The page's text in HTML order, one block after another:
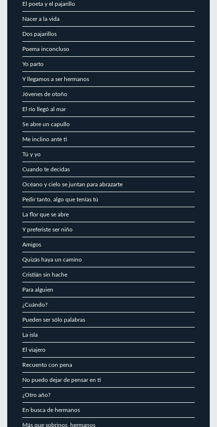
El poeta y el pajarillo
Nacer a la vida
Dos pajarillos
Poema inconcluso
Yo parto
Y llegamos a ser hermanos
Jóvenes de otoño
El río llegó al mar
Se abre un capullo
Me inclino ante ti
Tú y yo
Cuando te decidas
Océano y cielo se juntan para abrazarte
Pedir tanto, algo que tenías tú
La flor que se abre
Y preferiste ser niño
Amigos
Quizás haya un camino
Cristián sin hache
Para alguien
¿Cuándo?
Pueden ser sólo palabras
La isla
El viajero
Recuento con pena
No puedo dejar de pensar en ti
¿Otro año?
En busca de hermanos
Más que sobrinos, hermanos